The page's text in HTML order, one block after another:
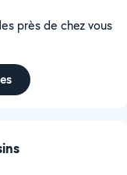
près de chez vous